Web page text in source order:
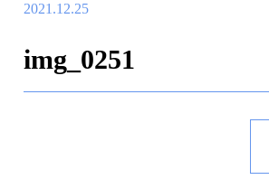
2021.12.25
img_0251